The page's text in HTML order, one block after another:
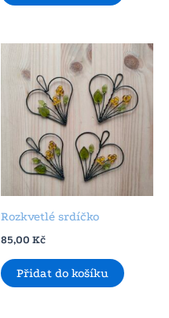
Rozkvetlé srdíčko
85,00 Kč
Přidat do košíku